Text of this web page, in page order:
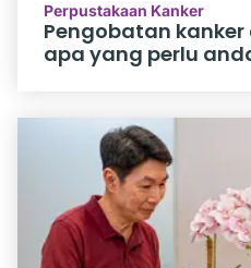
Perpustakaan Kanker
Pengobatan
apa yang perlu